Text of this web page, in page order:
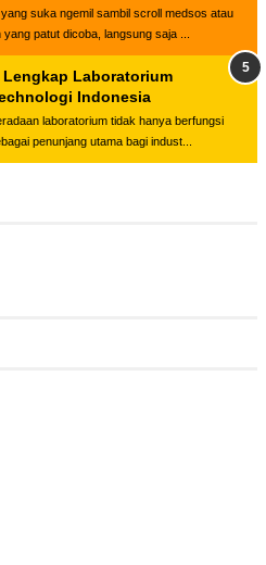
suka ngemil sambil scroll medsos atau
patut dicoba, langsung saja ...
Laboratorium
Indonesia
laboratorium tidak hanya berfungsi
penunjang utama bagi indust...